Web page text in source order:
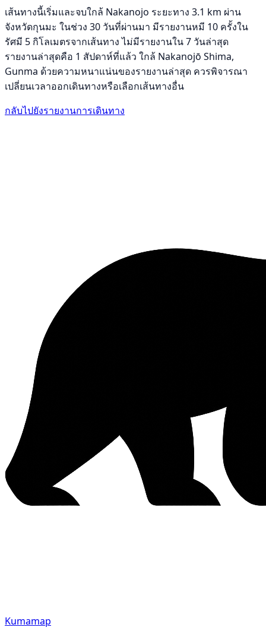
เส้นทางนี้เริ่มและจบใกล้ Nakanojo ระยะทาง 3.1 km ผ่าน
จังหวัดกุนมะ ในช่วง 30 วันที่ผ่านมา มีรายงานหมี 10 ครั้งใน
รัศมี 5 กิโลเมตรจากเส้นทาง ไม่มีรายงานใน 7 วันล่าสุด
รายงานล่าสุดคือ 1 สัปดาห์ที่แล้ว ใกล้ Nakanojō Shima,
Gunma ด้วยความหนาแน่นของรายงานล่าสุด ควรพิจารณา
เปลี่ยนเวลาออกเดินทางหรือเลือกเส้นทางอื่น
กลับไปยังรายงานการเดินทาง
Kumamap